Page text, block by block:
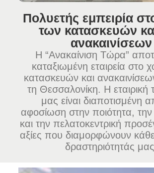
Πολυετής εμπειρία
των κατασκευών
ανακαινίσεων
Η “Ανακαίνιση Τώρα”
καταξιωμένη εταιρεία στο
κατασκευών και
τη Θεσσαλονίκη. Η εταιρική
μας είναι διαποτισμένη
αφοσίωση στην ποιότητα, την
και την πελατοκεντρική
αξίες που διαμορφώνουν
δραστηριότητάς